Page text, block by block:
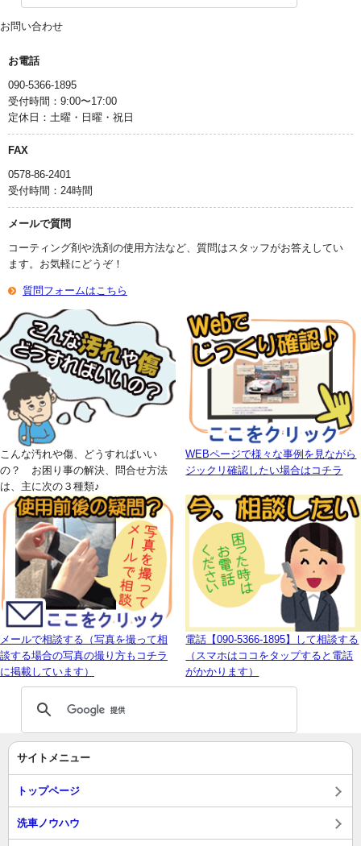
お問い合わせ
お電話
090-5366-1895
受付時間：9:00〜17:00
定休日：土曜・日曜・祝日
FAX
0578-86-2401
受付時間：24時間
メールで質問
コーティング剤や洗剤の使用方法など、質問はスタッフがお答えしてい
ます。お気軽にどうぞ！
質問フォームはこちら
こんな汚れや傷、どうすればいい
の？ お困り事の解決、問合せ方法
は、主に次の３種類♪
WEBページで様々な事例を見ながら
ジックリ確認したい場合はコチラ
メールで相談する（写真を撮って相
談する場合の写真の撮り方もコチラ
に掲載しています）
電話【090-5366-1895】して相談する
（スマホはココをタップすると電話
がかかります）
サイトメニュー
トップページ
洗車ノウハウ